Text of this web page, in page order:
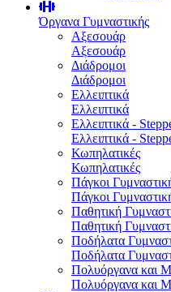
Όργανα Γυμναστικής
Αξεσουάρ
Αξεσουάρ
Διάδρομοι
Διάδρομοι
Ελλειπτικά
Ελλειπτικά
Ελλειπτικά -
Ελλειπτικά -
Κωπηλατικές
Κωπηλατικές
Πάγκοι
Πάγκοι
Παθητική
Παθητική
Ποδήλατα
Ποδήλατα
Πολυόργανα και
Πολυόργανα και